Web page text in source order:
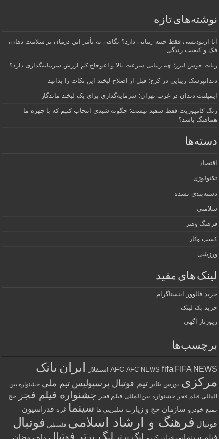
نوشته‌های تازه
آیا ارتودنسی فقط جنبه زیبایی دارد؟ نگاهی به تأثیر این درمان بر سلامت دهان،
فک و کیفیت زندگی
ربات جوش لیزر؛ چه زمانی سرعت بالا و اعوجاج کم ارزش سرمایه‌گذاری دارد؟
دندانپزشک زیبایی در کرج؛ قبل از اصلاح لبخند این نکات را بدانید
ایمپلنت دندان در غرب تهران؛ سرمایه‌گذاری برای یک لبخند ماندگار
رنگ کامپوزیت فقط سفید نیست؛ چگونه شیدی انتخاب کنیم که با چهره ما
هماهنگ باشد؟
دسته‌ها
اقتصاد
تکنولوژی
دسته‌بندی نشده
سلامتی
فرهنگ وهنر
کسب وکار
ورزشی
لینک های مفید
خرید فالوور اینستاگرام
خرید بک لینک
رپورتاژ آگهی
برچسب‌ها
AFC AFC NEWS fifa FIFA NEWS استقلال ایران بانک
مرکزی بورس تئاتر تیم فوتبال پرسپولیس تیم ملی جشنواره بین
المللی فیلم فجر جشنواره بین‌المللی فیلم فجر جشنواره فیلم فجر
حج
تمتع خودرو سازمان حج و زیارت سلبریتی ها سینما غزه فدراسیون
فوتبال فرهنگ و ارشاد اسلامی فلسطین فوتبال
فیلم سینمایی قرآن کریم لیگ برتر لیگ برتر فوتبال ماه رمضان